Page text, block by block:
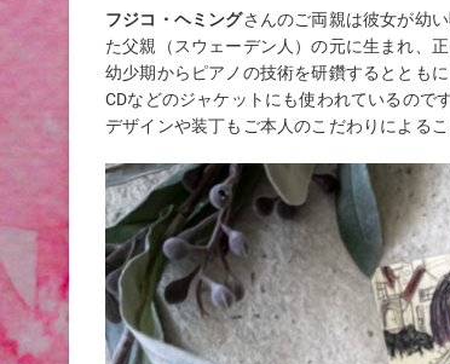
フジコ・ヘミングさんのご両親は彼女が幼
た父親（スウェーデン人）の元に生まれ、
幼少期からピアノの技術を研鑽するととも
CDなどのジャケットにも使われているのです
デザインや装丁もご本人のこだわりによるこ